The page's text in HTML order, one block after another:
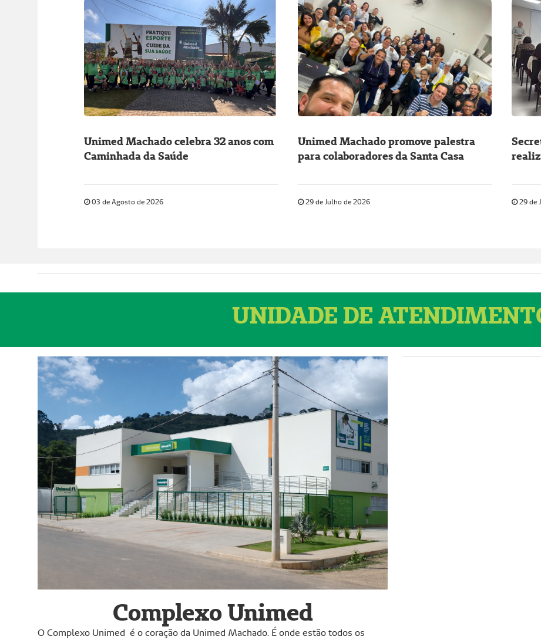
Unimed Machado celebra 32 anos com
Caminhada da Saúde
03 de Agosto de 2026
Unimed Machado promove palestra
para colaboradores da Santa Casa
29 de Julho de 2026 29 de
UNIDADE DE
Complexo Unimed
O Complexo Unimed é o coração da Unimed Machado. É onde estão todos os